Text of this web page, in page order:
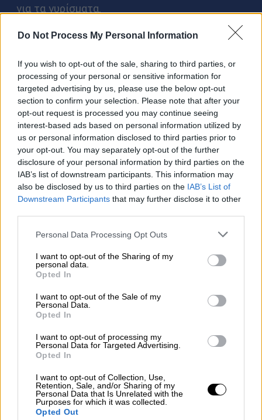
Do Not Process My Personal Information
If you wish to opt-out of the sale, sharing to third parties, or
processing of your personal or sensitive information for
targeted advertising by us, please use the below opt-out
section to confirm your selection. Please note that after your
opt-out request is processed you may continue seeing
interest-based ads based on personal information utilized by
us or personal information disclosed to third parties prior to
your opt-out. You may separately opt-out of the further
disclosure of your personal information by third parties on the
IAB’s list of downstream participants. This information may
also be disclosed by us to third parties on the IAB’s List of
Downstream Participants that may further disclose it to other
Please note that this website/app uses one or more Google
not limited to your visit or usage behaviour. You may click to
grant or deny consent to Google and its third-party tags to
use your data for below specified purposes in below Google
consent section.
Personal Data Processing Opt Outs
I want to opt-out of the Sharing of my
personal data.
Opted In
I want to opt-out of the Sale of my
Personal Data.
Opted In
I want to opt-out of processing my
Personal Data for Targeted Advertising.
Opted In
I want to opt-out of Collection, Use,
Retention, Sale, and/or Sharing of my
Personal Data that Is Unrelated with the
Purposes for which it was collected.
Opted Out
για τα γυρίσματα.
«Είναι πολύ σημαντικό που γίνεται αυτή η
προβληθεί παντού και όχι μόνο σε μία
πλατφόρμα.Είμαστε πολύ χαρούμενοι που
βρέθηκε η Ελλάδα για τα γυρίσματα της
σειράς, καθώς ήταν σημαντικό για εμάς να
βρούμε ένα μέρος που να μας κάνει να
νιώθουμε έστω και λίγο οτι βρισκόμαστε
εκεί» είπε η παραγωγός για την επιλογή της
χώρας μας.
Ελευσίνας, όπου σύμφωνα με την Υπεύθυνη
Στρατηγικής Ανάλυσης και Παραγωγών της
COSMOTE TV, Φαίη Τσιτσιπή, δημιουργήθηκε
ένα απίστευτο σκηνικό με τους παραγωγούς
να θέλουν ν' αναπαραστίσουν το αεροδρόμιο
της αφγανικής πρωτεύουσας.